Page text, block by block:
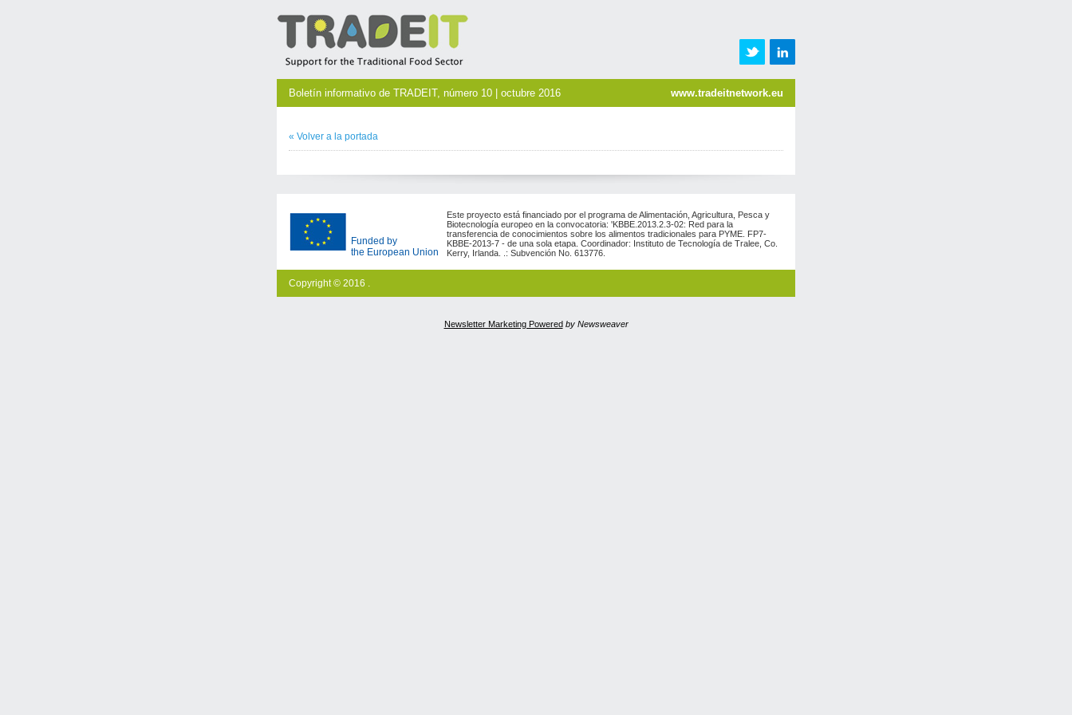
Boletín informativo de TRADEIT, número 10 | octubre 2016 www.tradeitnetwork.eu
« Volver a la portada
Funded by
the European Union
Este proyecto está financiado por el programa de Alimentación, Agricultura, Pesca y
Biotecnología europeo en la convocatoria: 'KBBE.2013.2.3-02: Red para la
transferencia de conocimientos sobre los alimentos tradicionales para PYME. FP7-
KBBE-2013-7 - de una sola etapa. Coordinador: Instituto de Tecnología de Tralee, Co.
Kerry, Irlanda. .: Subvención No. 613776.
Copyright © 2016 .
Newsletter Marketing Powered by Newsweaver